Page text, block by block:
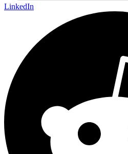
LinkedIn